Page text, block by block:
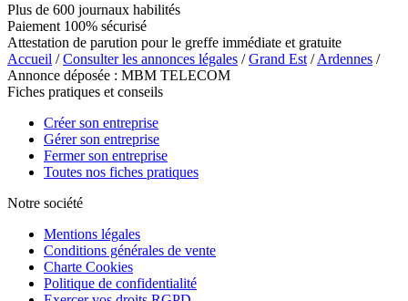
Plus de 600 journaux habilités
Paiement 100% sécurisé
Attestation de parution pour le greffe immédiate et gratuite
Accueil /Consulter les annonces légales /Grand Est /Ardennes /
Annonce déposée : MBM TELECOM
Fiches pratiques et conseils
Créer son entreprise
Gérer son entreprise
Fermer son entreprise
Toutes nos fiches pratiques
Notre société
Mentions légales
Conditions générales de vente
Charte Cookies
Politique de confidentialité